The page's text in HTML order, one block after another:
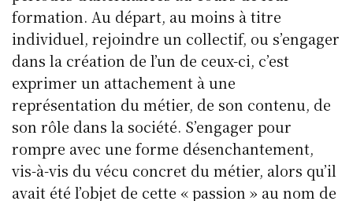
formation. Au départ, au moins à titre
individuel, rejoindre un collectif, ou s’engager
dans la création de l’un de ceux-ci, c’est
exprimer un attachement à une
représentation du métier, de son contenu, de
son rôle dans la société. S’engager pour
rompre avec une forme désenchantement,
vis-à-vis du vécu concret du métier, alors qu’il
avait été l’objet de cette « passion » au nom de